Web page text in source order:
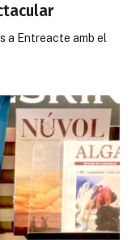
a Entreacte amb el